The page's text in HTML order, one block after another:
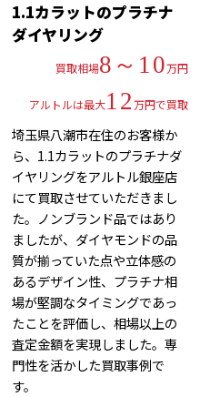
1.1カラットのプラチナ
ダイヤリング
買取相場8～10万円
アルトルは最大12万円で買取
埼玉県八潮市在住のお客様か
ら、1.1カラットのプラチナダ
イヤリングをアルトル銀座店
にて買取させていただきまし
た。ノンブランド品ではあり
ましたが、ダイヤモンドの品
質が揃っていた点や立体感の
あるデザイン性、プラチナ相
場が堅調なタイミングであっ
たことを評価し、相場以上の
査定金額を実現しました。専
門性を活かした買取事例で
す。